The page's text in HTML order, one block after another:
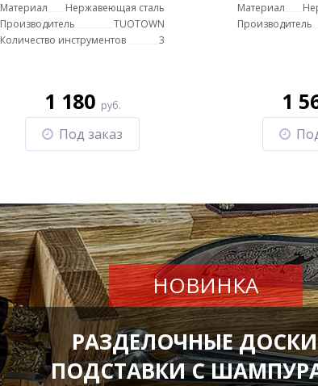
Материал
Нержавеющая сталь
Производитель
TUOTOWN
Количество инструментов
3
1 180 руб.
Под заказ
Материал
Производитель
1
НОВИНКА
РАЗДЕЛОЧНЫЕ
ПОДСТАВКИ С